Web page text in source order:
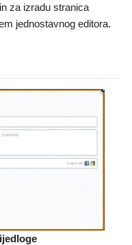
za izradu stranica
jednostavnog editora.